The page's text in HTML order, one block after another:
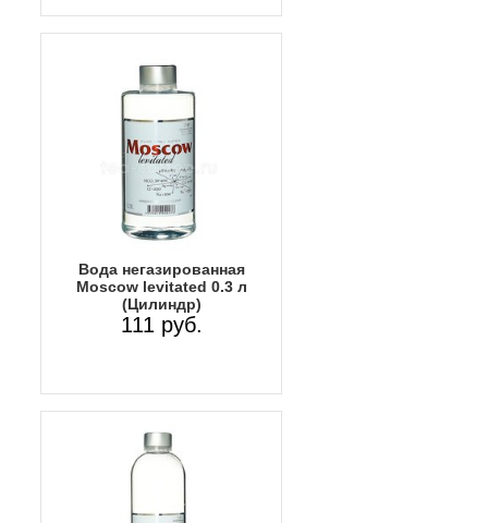
Вода негазированная
Moscow levitated 0.3 л
(Цилиндр)
111 руб.